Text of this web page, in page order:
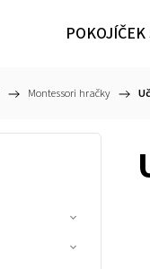
POKOJÍČEK
/ Montessori hračky /